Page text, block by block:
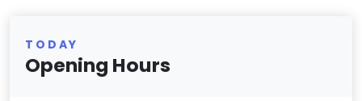
TODAY
Opening Hours